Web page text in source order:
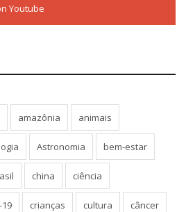
Youtube
amazônia animais
Astronomia bem-estar
china ciência
crianças cultura câncer